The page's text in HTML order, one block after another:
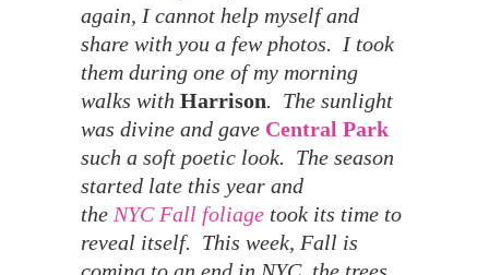
again, I cannot help myself and
share with you a few photos. I took
them during one of my morning
walks with Harrison. The sunlight
was divine and gave Central Park
such a soft poetic look. The season
started late this year and
the NYC Fall foliage took its time to
reveal itself. This week, Fall is